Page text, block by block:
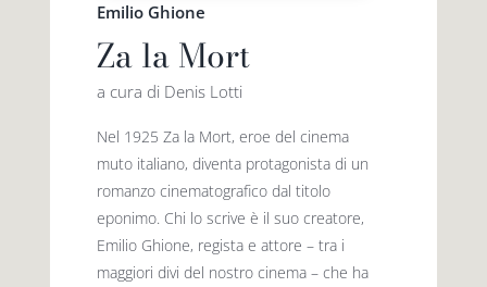
Emilio Ghione
Za la Mort
a cura di Denis Lotti
Nel 1925 Za la Mort, eroe del cinema
muto italiano, diventa protagonista di un
romanzo cinematografico dal titolo
eponimo. Chi lo scrive è il suo creatore,
Emilio Ghione, regista e attore – tra i
maggiori divi del nostro cinema – che ha